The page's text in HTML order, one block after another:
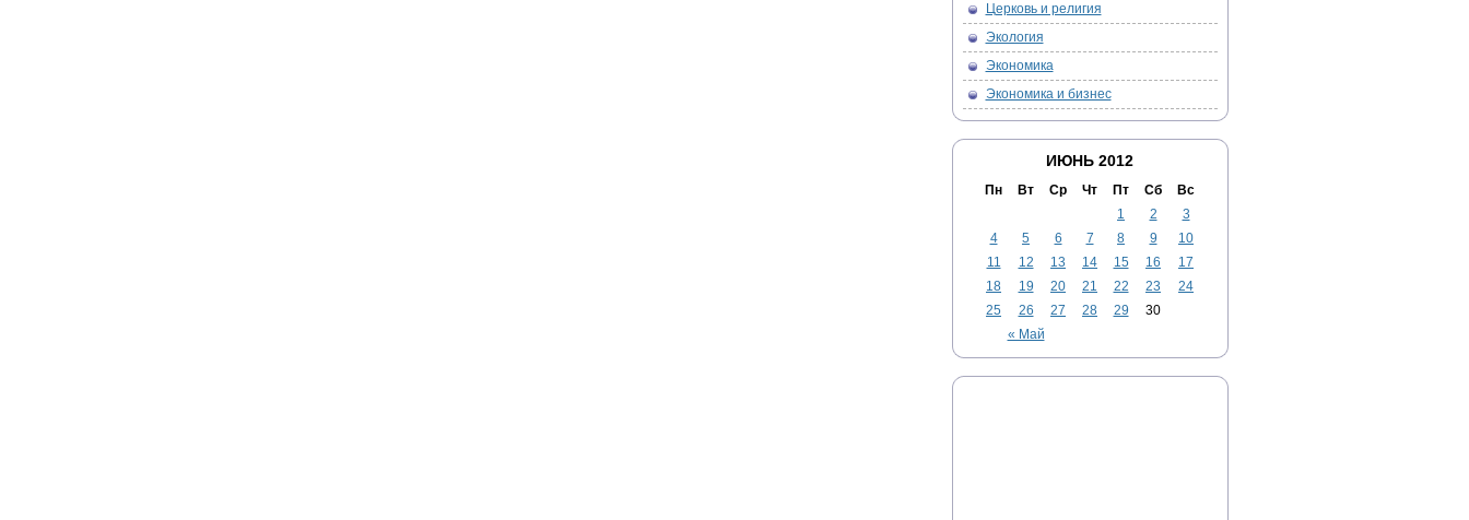
Церковь и религия
Экология
Экономика
Экономика и бизнес
ИЮНЬ 2012
Пн Вт Ср Чт Пт Сб Вс
« Май
1 2
3
4
5 6 7 8 9
10
11
12 13 14 15 16
17
18
19 20 21 22 23
24
25
26 27 28 29 30